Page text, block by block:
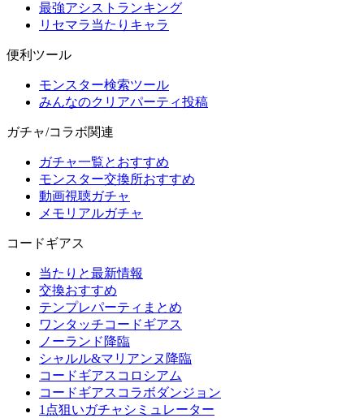
最強アシストランキング
リセマラ当たりキャラ
便利ツール
モンスター検索ツール
みんなのクリアパーティ投稿
ガチャ/コラボ関連
ガチャ一覧とおすすめ
モンスター交換所おすすめ
動画視聴ガチャ
メモリアルガチャ
コードギアス
当たりと最新情報
交換おすすめ
テンプレパーティまとめ
ワンタッチコードギアス
ノーランド降臨
シャルル&マリアンヌ降臨
コードギアスコロシアム
コードギアスコラボダンジョン
1点狙いガチャシミュレーター